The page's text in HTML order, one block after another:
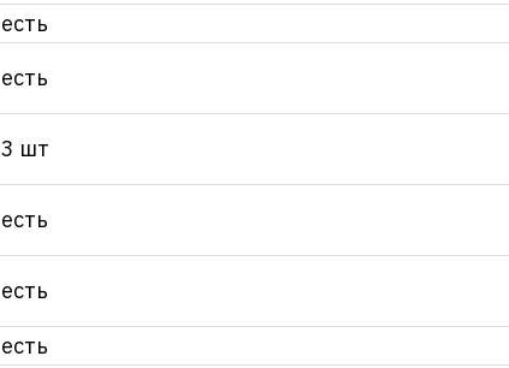
есть
есть
3 шт
есть
есть
есть